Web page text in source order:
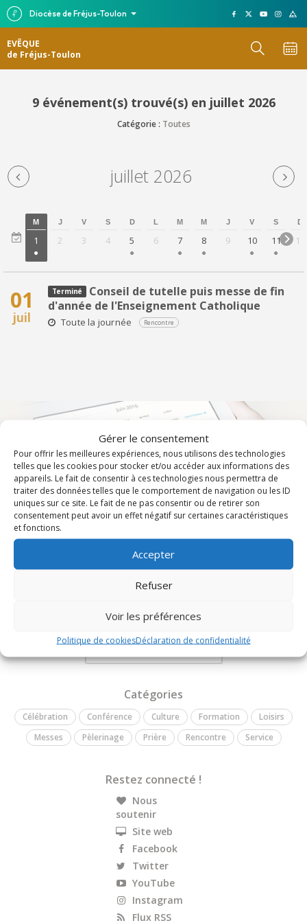
Gérer le consentement
Pour offrir les meilleures expériences, nous utilisons des technologies
telles que les cookies pour stocker et/ou accéder aux informations des
appareils. Le fait de consentir à ces technologies nous permettra de
traiter des données telles que le comportement de navigation ou les ID
uniques sur ce site. Le fait de ne pas consentir ou de retirer son
consentement peut avoir un effet négatif sur certaines caractéristiques
et fonctions.
Accepter
Refuser
Voir les préférences
Politique de cookiesDéclaration de confidentialité
Diocèse de Fréjus-Toulon
EVÊQUE
de Fréjus-Toulon
9 événement(s) trouvé(s) en juillet 2026
Catégorie : Toutes
juillet 2026
M
1
J
2
V
3
S
4
D
5
L
6
M
7
M
8
J
9
V
10
S
11
D
12
01
juil
Conseil de tutelle puis messe de fin
d'année de l'Enseignement Catholique
Toute la journée Rencontre
TOUS LES ÉVÉNEMENTS DU DIOCÈSE
Agenda de l’évêque
Bienvenue sur l'agenda de Monseigneur François Touvet. Vous
groupes de prière, les offices, les conférences… tous les
événements auxquels participe notre évêque.
Catégories
Célébration Conférence Culture Formation
Loisirs
Messes
Pèlerinage Prière Rencontre Service
Restez connecté !
Nous
soutenir
Site web
Facebook
Twitter
YouTube
Instagram
Flux RSS